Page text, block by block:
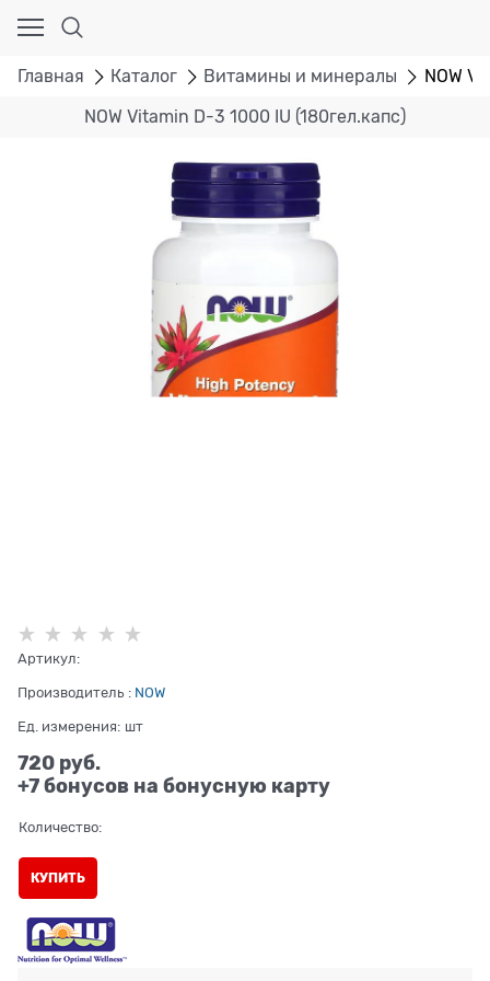
Главная Каталог Витамины и минералы NOW
NOW Vitamin D-3 1000 IU (180гел.капс)
Артикул:
Производитель : NOW
Ед. измерения: шт
720 руб.
+7 бонусов на бонусную карту
Количество:
КУПИТЬ